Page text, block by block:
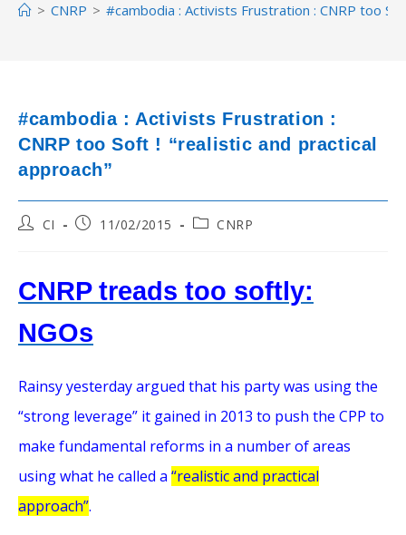
> CNRP > #cambodia : Activists Frustration : CNRP too
#cambodia : Activists Frustration :
CNRP too Soft ! “realistic and practical
approach”
PostCI
Post11/02/2015
PostCNRP
CNRP treads too softly:
NGOs
Rainsy yesterday argued that his party was using the
“strong leverage” it gained in 2013 to push the CPP to
make fundamental reforms in a number of areas
using what he called a “realistic and practical
approach”.